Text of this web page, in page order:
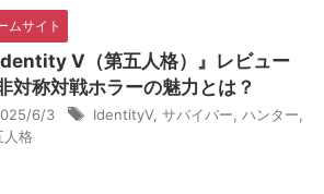
ムサイト
Identity V（第五人格）』レビュー
非対称対戦ホラーの魅力とは？
6/3 IdentityⅤ, サバイバー ハンター
人格